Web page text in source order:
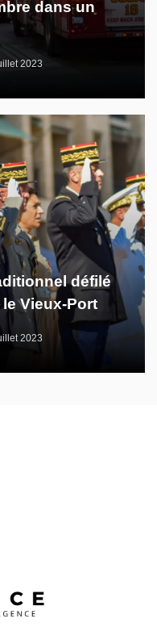
dans un
2023
défilé
Vieux-Port
2023